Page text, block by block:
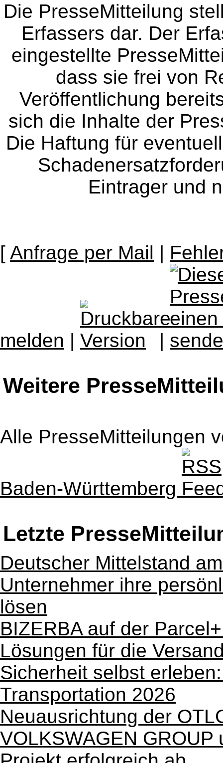
Die PresseMitteilung
Erfassers dar. Der
eingestellte
dass sie frei von
Veröffentlichung
sich die Inhalte der
Die Haftung für
Eintrager und
[ Anfrage per Mail |
melden | |
Weitere
Alle PresseMitteilungen
Baden-Württemberg
Letzte
Deutscher Mittelstand
Unternehmer ihre
lösen
BIZERBA auf der
Lösungen für die
Sicherheit selbst
Transportation 2026
Neuausrichtung der
VOLKSWAGEN